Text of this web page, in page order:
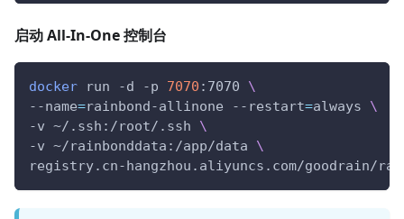
启动 All-In-One 控制台
docker run -d -p 7070 :7070 \
--name=rainbond-allinone --restart=always \
-v ~/.ssh:/root/.ssh \
-v ~/rainbonddata:/app/data \
registry.cn-hangzhou.aliyuncs.com/goodrain/